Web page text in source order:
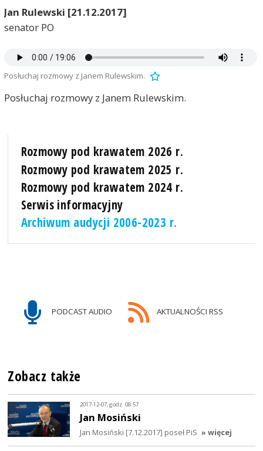
Jan Rulewski [21.12.2017]
senator PO
Posłuchaj rozmowy z Janem Rulewskim.
Posłuchaj rozmowy z Janem Rulewskim.
Rozmowy pod krawatem 2026 r.
Rozmowy pod krawatem 2025 r.
Rozmowy pod krawatem 2024 r.
Serwis informacyjny
Archiwum audycji 2006-2023 r.
PODCAST AUDIO AKTUALNOŚCI RSS
Zobacz także
2017-12-07, godz. 08:57
Jan Mosiński
Jan Mosiński [7.12.2017] poseł PiS » więcej